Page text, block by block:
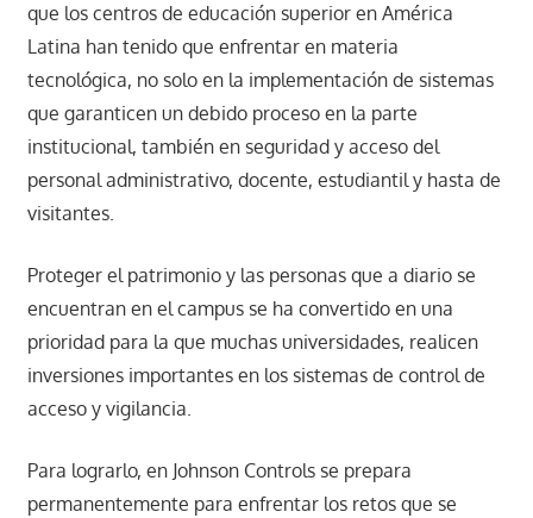
que los centros de educación superior en América
Latina han tenido que enfrentar en materia
tecnológica, no solo en la implementación de sistemas
que garanticen un debido proceso en la parte
institucional, también en seguridad y acceso del
personal administrativo, docente, estudiantil y hasta de
visitantes.
Proteger el patrimonio y las personas que a diario se
encuentran en el campus se ha convertido en una
prioridad para la que muchas universidades, realicen
inversiones importantes en los sistemas de control de
acceso y vigilancia.
Para lograrlo, en Johnson Controls se prepara
permanentemente para enfrentar los retos que se